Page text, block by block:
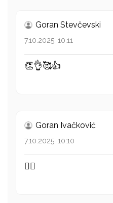
Goran Stevčevski
7.10.2025. 10:11
👏👌🥰👍
Goran Ivačković
7.10.2025. 10:10
👍🏻